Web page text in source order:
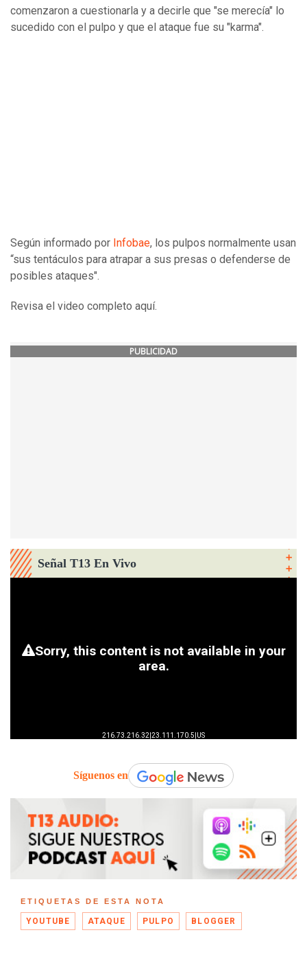
comenzaron a cuestionarla y a decirle que "se merecía" lo
sucedido con el pulpo y que el ataque fue su "karma".
Según informado por Infobae, los pulpos normalmente usan
“sus tentáculos para atrapar a sus presas o defenderse de
posibles ataques".
Revisa el video completo aquí.
PUBLICIDAD
Señal T13 En Vivo
Síguenos en
ETIQUETAS DE ESTA NOTA
YOUTUBE ATAQUE PULPO BLOGGER